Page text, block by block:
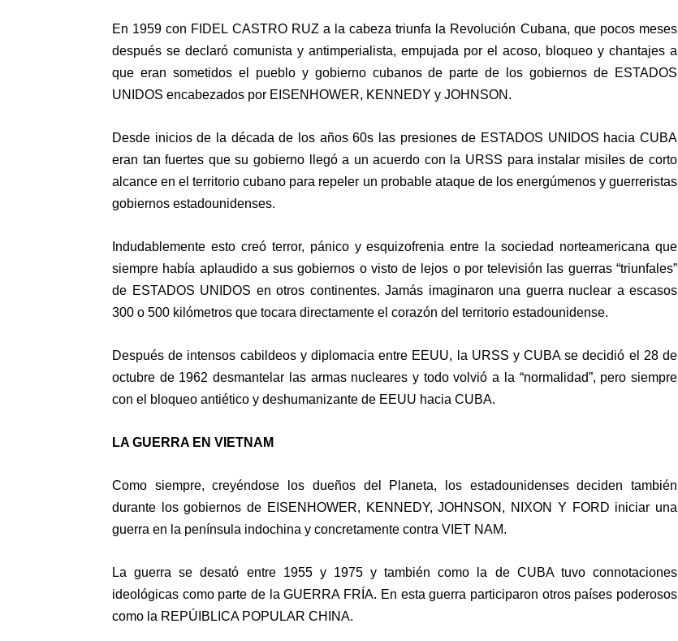
En 1959 con FIDEL CASTRO RUZ a la cabeza triunfa la Revolución Cubana, que pocos meses
después se declaró comunista y antimperialista, empujada por el acoso, bloqueo y chantajes a
que eran sometidos el pueblo y gobierno cubanos de parte de los gobiernos de ESTADOS
UNIDOS encabezados por EISENHOWER, KENNEDY y JOHNSON.
Desde inicios de la década de los años 60s las presiones de ESTADOS UNIDOS hacia CUBA
eran tan fuertes que su gobierno llegó a un acuerdo con la URSS para instalar misiles de corto
alcance en el territorio cubano para repeler un probable ataque de los energúmenos y guerreristas
gobiernos estadounidenses.
Indudablemente esto creó terror, pánico y esquizofrenia entre la sociedad norteamericana que
siempre había aplaudido a sus gobiernos o visto de lejos o por televisión las guerras “triunfales”
de ESTADOS UNIDOS en otros continentes. Jamás imaginaron una guerra nuclear a escasos
300 o 500 kilómetros que tocara directamente el corazón del territorio estadounidense.
Después de intensos cabildeos y diplomacia entre EEUU, la URSS y CUBA se decidió el 28 de
octubre de 1962 desmantelar las armas nucleares y todo volvió a la “normalidad”, pero siempre
con el bloqueo antiético y deshumanizante de EEUU hacia CUBA.
LA GUERRA EN VIETNAM
Como siempre, creyéndose los dueños del Planeta, los estadounidenses deciden también
durante los gobiernos de EISENHOWER, KENNEDY, JOHNSON, NIXON Y FORD iniciar una
guerra en la península indochina y concretamente contra VIET NAM.
La guerra se desató entre 1955 y 1975 y también como la de CUBA tuvo connotaciones
ideológicas como parte de la GUERRA FRÍA. En esta guerra participaron otros países poderosos
como la REPÚIBLICA POPULAR CHINA.